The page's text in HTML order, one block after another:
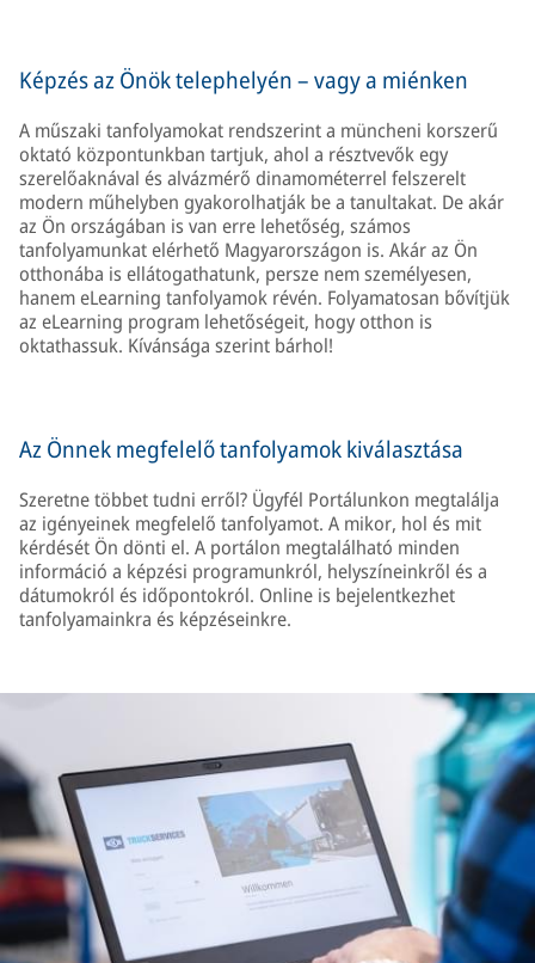
Képzés az Önök telephelyén – vagy a miénken
A műszaki tanfolyamokat rendszerint a müncheni korszerű
oktató központunkban tartjuk, ahol a résztvevők egy
szerelőaknával és alvázmérő dinamométerrel felszerelt
modern műhelyben gyakorolhatják be a tanultakat. De akár
az Ön országában is van erre lehetőség, számos
tanfolyamunkat elérhető Magyarországon is. Akár az Ön
otthonába is ellátogathatunk, persze nem személyesen,
hanem eLearning tanfolyamok révén. Folyamatosan bővítjük
az eLearning program lehetőségeit, hogy otthon is
oktathassuk. Kívánsága szerint bárhol!
Az Önnek megfelelő tanfolyamok kiválasztása
Szeretne többet tudni erről? Ügyfél Portálunkon megtalálja
az igényeinek megfelelő tanfolyamot. A mikor, hol és mit
kérdését Ön dönti el. A portálon megtalálható minden
információ a képzési programunkról, helyszíneinkről és a
dátumokról és időpontokról. Online is bejelentkezhet
tanfolyamainkra és képzéseinkre.